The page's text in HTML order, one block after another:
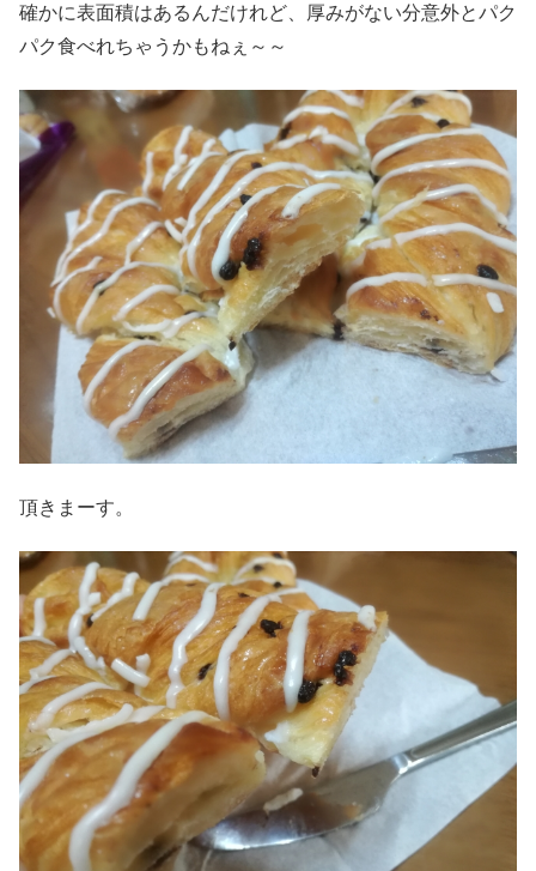
確かに表面積はあるんだけれど、厚みがない分意外とパク
パク食べれちゃうかもねぇ～～
頂きまーす。